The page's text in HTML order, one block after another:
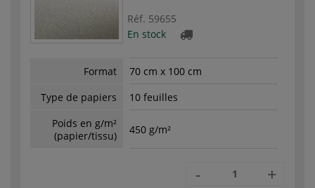
Réf. 59655
En stock
Format
70 cm x 100 cm
Type de papiers
10 feuilles
Poids en g/m²
(papier/tissu)
450 g/m²
- +